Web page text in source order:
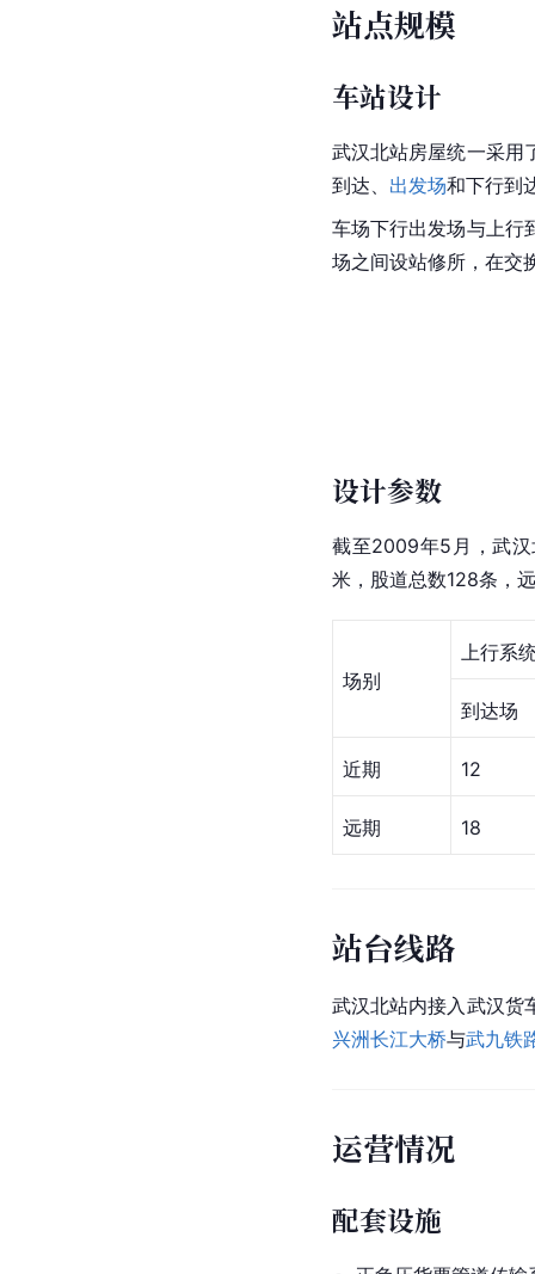
站点规模
车站设计
武汉北站房屋统一采用
到达、 出发场和下行到
车场下行出发场与上行
场之间设站修所，在交
设计参数
截至2009年5月，武
米，股道总数128条，
场别
上行系
到达场
近期 12
远期 18
站台线路
武汉北站内接入武汉货
兴洲长江大桥与武九铁
运营情况
配套设施